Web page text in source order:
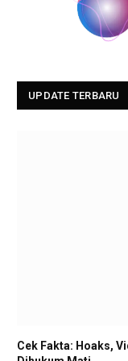
UPDATE TERBARU
Cek Fakta: Hoaks,